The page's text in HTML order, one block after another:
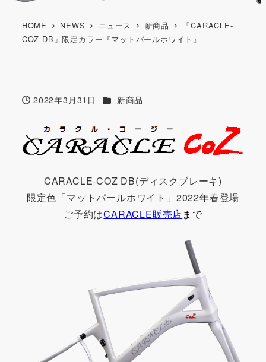
HOME NEWS ニュース 新商品
「CARACLE-
COZ DB」限定カラー『マットパールホワイト』
投稿日
2022年3月31日 カテゴリー
新商品
CARACLE-COZ DB(ディスクブレーキ)
限定色「マットパールホワイト」2022年春登場
ご予約はCARACLE販売店まで